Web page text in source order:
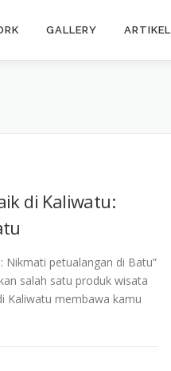
GALLERY ARTIKEL
di Kaliwatu:
Nikmati petualangan di Batu”
salah satu produk wisata
Kaliwatu membawa kamu